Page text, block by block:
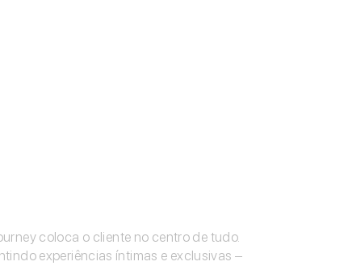
coloca o cliente no centro de tudo.
experiências íntimas e exclusivas –